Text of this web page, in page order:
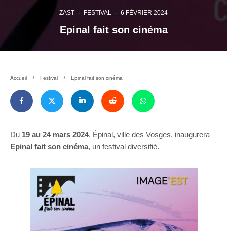
ZAST · FESTIVAL · 6 FÉVRIER 2024
Epinal fait son cinéma
Accueil Festival Epinal fait son cinéma
Du 19 au 24 mars 2024, Épinal, ville des Vosges, inaugurera
Epinal fait son cinéma, un festival diversifié.